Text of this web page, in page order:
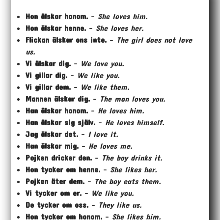
Hon älskar honom. – She loves him.
Hon älskar henne. – She loves her.
Flickan älskar ons inte. – The girl does not love
us.
Vi älskar dig. – We love you.
Vi gillar dig. – We like you.
Vi gillar dem. – We like them.
Mannen älskar dig. – The man loves you.
Han älskar honom. – He loves him.
Han älskar sig själv. – He loves himself.
Jag älskar det. – I love it.
Han älskar mig. – He loves me.
Pojken dricker den. – The boy drinks it.
Hon tycker om henne. – She likes her.
Pojken äter dem. – The boy eats them.
Vi tycker om er. – We like you.
De tycker om oss. – They like us.
Hon tycker om honom. – She likes him.